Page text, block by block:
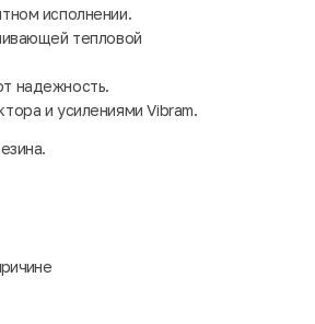
исполнении.
тепловой
надежность.
и усилениями Vibram.